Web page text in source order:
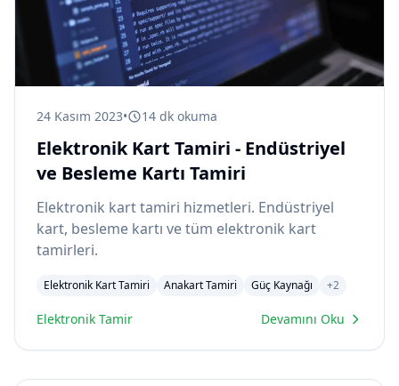
24 Kasım 2023• 14 dk okuma
Elektronik Kart Tamiri - Endüstriyel
ve Besleme Kartı Tamiri
Elektronik kart tamiri hizmetleri. Endüstriyel
kart, besleme kartı ve tüm elektronik kart
tamirleri.
Elektronik Kart Tamiri Anakart Tamiri Güç Kaynağı +2
Elektronik Tamir Devamını Oku